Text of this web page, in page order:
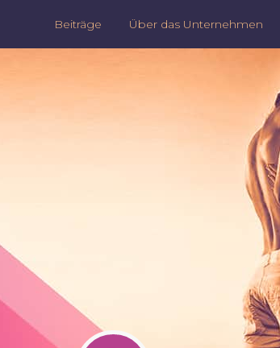
Beiträge Über das Unternehmen